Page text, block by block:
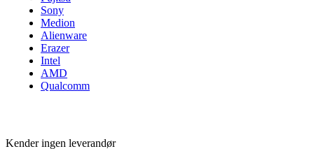
Sony
Medion
Alienware
Erazer
Intel
AMD
Qualcomm
Kender ingen leverandør